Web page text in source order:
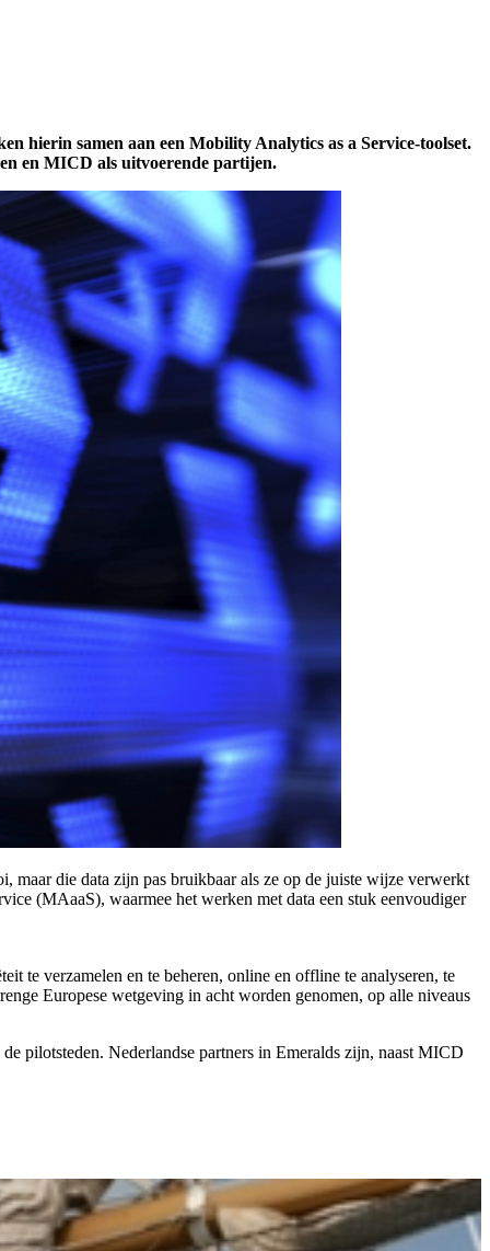
hierin samen aan een Mobility Analytics as a Service-toolset.
en MICD als uitvoerende partijen.
maar die data zijn pas bruikbaar als ze op de juiste wijze verwerkt
(MAaaS), waarmee het werken met data een stuk eenvoudiger
te verzamelen en te beheren, online en offline te analyseren, te
Europese wetgeving in acht worden genomen, op alle niveaus
pilotsteden. Nederlandse partners in Emeralds zijn, naast MICD